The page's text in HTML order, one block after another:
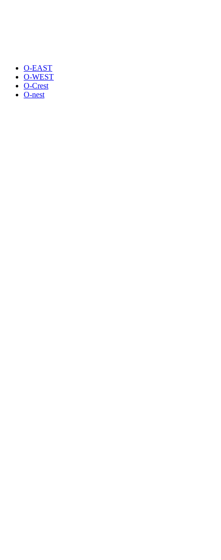
O-EAST
O-WEST
O-Crest
O-nest